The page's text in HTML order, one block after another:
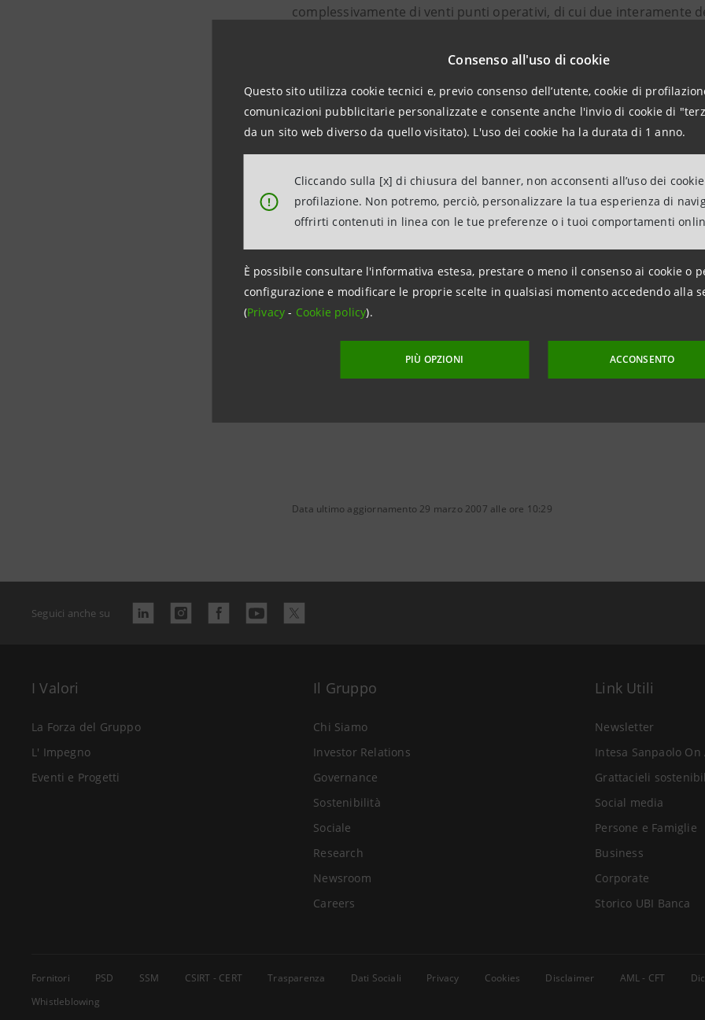
Consenso all'uso di cookie
Questo sito utilizza cookie tecnici e, previo consenso dell’utente, cookie di
comunicazioni pubblicitarie personalizzate e consente anche l'invio di cookie di
da un sito web diverso da quello visitato). L'uso dei cookie ha la durata di 1 anno.
!
Cliccando sulla [x] di chiusura del banner, non acconsenti all’uso dei
profilazione. Non potremo, perciò, personalizzare la tua esperienza di
offrirti contenuti in linea con le tue preferenze o i tuoi comportamenti
È possibile consultare l'informativa estesa, prestare o meno il consenso ai cookie o
configurazione e modificare le proprie scelte in qualsiasi momento accedendo alla
(Privacy- Cookie policy).
PIÙ OPZIONI ACCONSENTO
complessivamente di venti punti operativi, di cui due interamente
“Stiamo investendo sul territorio, – ha dichiarato Giuseppe
strumenti ed opportunità di crescita all’economia locale, per
una banca ben radicata e vicina alle loro esigenze, insieme alla
“Puntiamo ad essere la banca di riferimento della regione, – ha
ed economico dell’area in cui siamo radicati.”
La filiale è dotata di una modernissima area self-service con
modo semplice ed automatico una gran parte delle operazioni,
INTESA SANPAOLO - Rapporti con i Media
Emanuele Caprara
Tel. 051-6454411 / 335-7170842
emanuele.caprara@intesasanpaolo.com
Data ultimo aggiornamento 29 marzo 2007 alle ore 10:29
Seguici anche su
I Valori
La Forza del Gruppo
L' Impegno
Eventi e Progetti
Il Gruppo
Chi Siamo
Investor Relations
Governance
Sostenibilità
Sociale
Research
Newsroom
Careers
Link Utili
Newsletter
Intesa Sanpaolo On
Grattacieli
Social media
Persone e Famiglie
Business
Corporate
Storico UBI Banca
Fornitori PSD SSM CSIRT - CERT Trasparenza Dati Sociali Privacy Cookies Disclaimer AML - CFT
Whistleblowing